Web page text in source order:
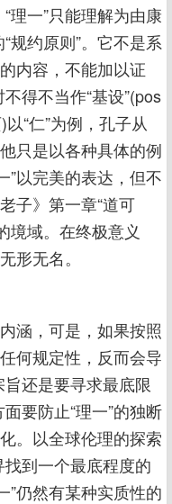
理一”只能理解为由康
规约原则”。它不是系
内容，不能加以证
得不当作“基设”(pos
“仁”为例，孔子从
只是以各种具体的例
”以完美的表达，但不
子》第一章“道可
境域。在终极意义
形无名。
涵，可是，如果按照
何规定性，反而会导
还是要寻求最底限
要防止“理一”的独断
。以全球伦理的探索
到一个最底程度的
”仍然有某种实质性的